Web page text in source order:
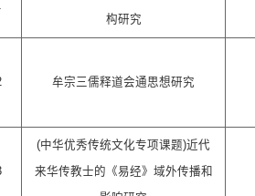
构研究
牟宗三儒释道会通思想研究
(中华优秀传统文化专项课题)近代
来华传教士的《易经》域外传播和